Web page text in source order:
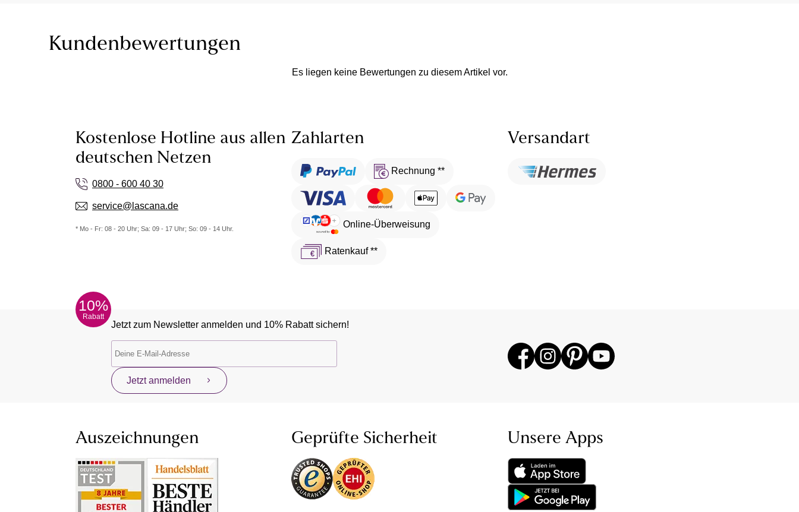
Kundenbewertungen
Es liegen keine Bewertungen zu diesem Artikel vor.
Kostenlose Hotline aus allen
deutschen Netzen
0800 - 600 40 30
service@lascana.de
* Mo - Fr: 08 - 20 Uhr; Sa: 09 - 17 Uhr; So: 09 - 14 Uhr.
Zahlarten
Rechnung **
Online-Überweisung
Ratenkauf **
Versandart
10%
Rabatt
Jetzt zum Newsletter anmelden und 10% Rabatt sichern!
Jetzt anmelden
Auszeichnungen Geprüfte Sicherheit Unsere Apps